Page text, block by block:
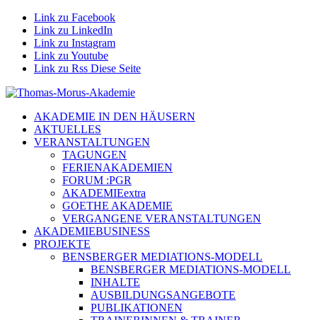
Link zu Facebook
Link zu LinkedIn
Link zu Instagram
Link zu Youtube
Link zu Rss Diese Seite
AKADEMIE IN DEN HÄUSERN
AKTUELLES
VERANSTALTUNGEN
TAGUNGEN
FERIENAKADEMIEN
FORUM :PGR
AKADEMIEextra
GOETHE AKADEMIE
VERGANGENE VERANSTALTUNGEN
AKADEMIEBUSINESS
PROJEKTE
BENSBERGER MEDIATIONS-MODELL
BENSBERGER MEDIATIONS-MODELL
INHALTE
AUSBILDUNGSANGEBOTE
PUBLIKATIONEN